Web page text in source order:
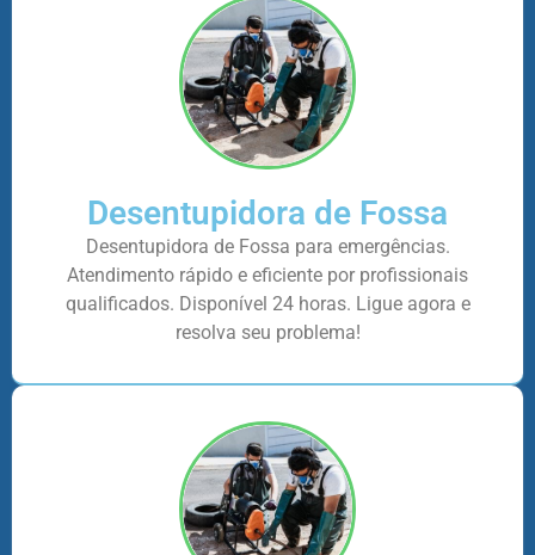
Desentupidora de Fossa
Desentupidora de Fossa para emergências.
Atendimento rápido e eficiente por profissionais
qualificados. Disponível 24 horas. Ligue agora e
resolva seu problema!